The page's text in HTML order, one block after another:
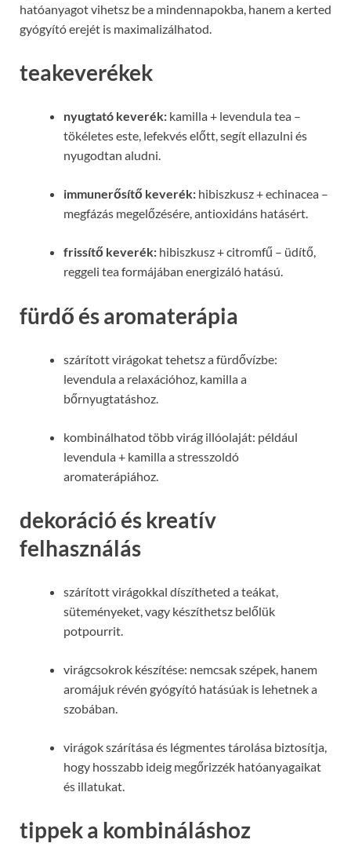
hatóanyagot vihetsz be a mindennapokba, hanem a kerted
gyógyító erejét is maximalizálhatod.
teakeverékek
nyugtató keverék: kamilla + levendula tea –
tökéletes este, lefekvés előtt, segít ellazulni és
nyugodtan aludni.
immunerősítő keverék: hibiszkusz + echinacea –
megfázás megelőzésére, antioxidáns hatásért.
frissítő keverék: hibiszkusz + citromfű – üdítő,
reggeli tea formájában energizáló hatású.
fürdő és aromaterápia
szárított virágokat tehetsz a fürdővízbe:
levendula a relaxációhoz, kamilla a
bőrnyugtatáshoz.
kombinálhatod több virág illóolaját: például
levendula + kamilla a stresszoldó
aromaterápiához.
dekoráció és kreatív
felhasználás
szárított virágokkal díszítheted a teákat,
süteményeket, vagy készíthetsz belőlük
potpourrit.
virágcsokrok készítése: nemcsak szépek, hanem
aromájuk révén gyógyító hatásúak is lehetnek a
szobában.
virágok szárítása és légmentes tárolása biztosítja,
hogy hosszabb ideig megőrizzék hatóanyagaikat
és illatukat.
tippek a kombináláshoz